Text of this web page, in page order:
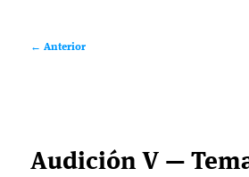
Navegación
← Anterior
Audición V —